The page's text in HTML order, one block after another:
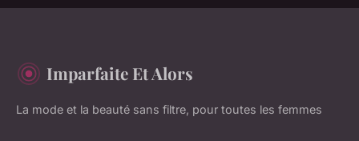
Imparfaite Et Alors
La mode et la beauté sans filtre, pour toutes les femmes